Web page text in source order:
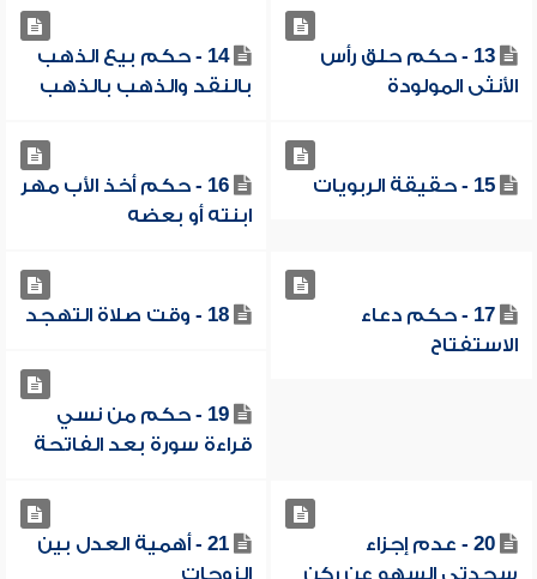
13 - حكم حلق رأس
الأنثى المولودة
14 - حكم بيع الذهب
بالنقد والذهب بالذهب
15 - حقيقة الربويات
16 - حكم أخذ الأب مهر
ابنته أو بعضه
17 - حكم دعاء
الاستفتاح
18 - وقت صلاة التهجد
19 - حكم من نسي
قراءة سورة بعد الفاتحة
20 - عدم إجزاء
سجدتي السهو عن ركن
21 - أهمية العدل بين
الزوجات